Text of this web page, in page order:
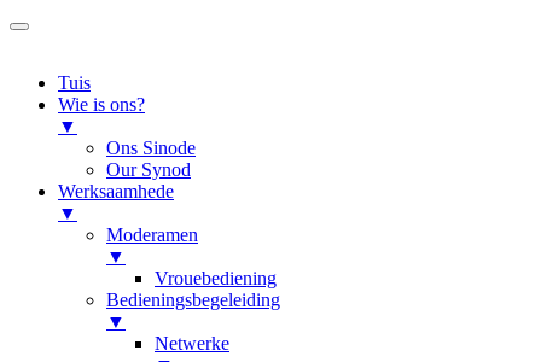
Tuis
Wie is ons?
▼
Ons Sinode
Our Synod
Werksaamhede
▼
Moderamen
▼
Vrouebediening
Bedieningsbegeleiding
▼
Netwerke